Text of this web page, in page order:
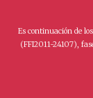
Es continuación de
(FFI2011-24107),